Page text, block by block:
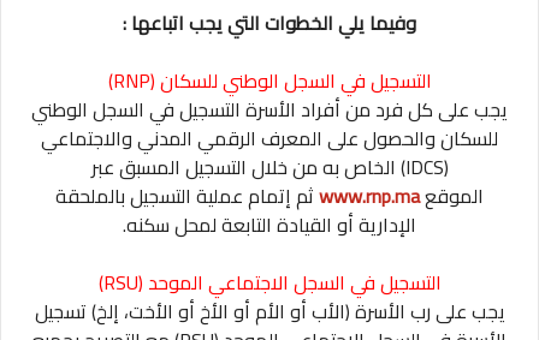
وفيما يلي الخطوات التي يجب اتباعها :
التسجيل في السجل الوطني للسكان (RNP)
يجب على كل فرد من أفراد الأسرة التسجيل في السجل الوطني
للسكان والحصول على المعرف الرقمي المدني والاجتماعي
(IDCS) الخاص به من خلال التسجيل المسبق عبر
الموقعwww.rnp.maثم إتمام عملية التسجيل بالملحقة
الإدارية أو القيادة التابعة لمحل سكنه.
التسجيل في السجل الاجتماعي الموحد (RSU)
يجب على رب الأسرة (الأب أو الأم أو الأخ أو الأخت، إلخ) تسجيل